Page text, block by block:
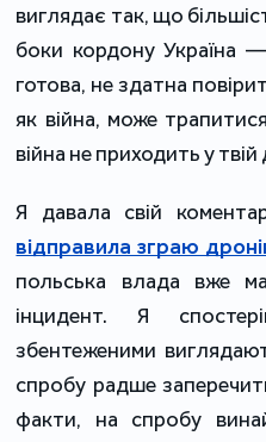
виглядає так, що
боки кордону Україна
готова, не здатна
як війна, може
війна не приходить у твій
Я давала свій
відправила зграю
польська влада вже
інцидент. Я
збентеженими
спробу радше
факти, на спробу